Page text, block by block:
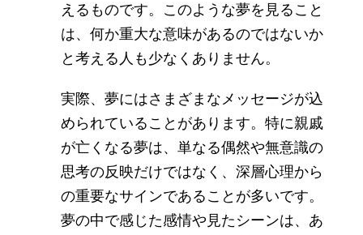
えるものです。このような夢を見ること
は、何か重大な意味があるのではないか
と考える人も少なくありません。
実際、夢にはさまざまなメッセージが込
められていることがあります。特に親戚
が亡くなる夢は、単なる偶然や無意識の
思考の反映だけではなく、深層心理から
の重要なサインであることが多いです。
夢の中で感じた感情や見たシーンは、あ